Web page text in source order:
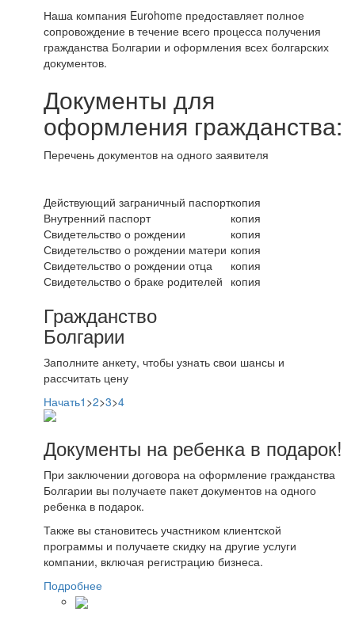
Наша компания Eurohome предоставляет полное
сопровождение в течение всего процесса получения
гражданства Болгарии и оформления всех болгарских
документов.
Документы для
оформления гражданства:
Перечень документов на одного заявителя
Действующий заграничный паспорткопия
Внутренний паспорт
копия
Свидетельство о рождении
копия
Свидетельство о рождении матери копия
Свидетельство о рождении отца
копия
Свидетельство о браке родителей копия
Гражданство
Болгарии
Заполните анкету, чтобы узнать свои шансы и
рассчитать цену
Начать1 >2>3>4
Документы на ребенка в подарок!
При заключении договора на оформление гражданства
Болгарии вы получаете пакет документов на одного
ребенка в подарок.
Также вы становитесь участником клиентской
программы и получаете скидку на другие услуги
компании, включая регистрацию бизнеса.
Подробнее